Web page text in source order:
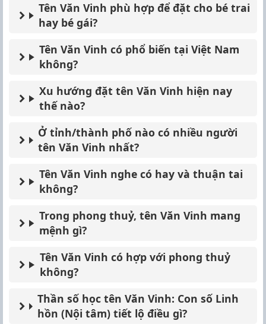
Tên Văn Vinh phù hợp để đặt cho bé trai
hay bé gái?
Tên Văn Vinh có phổ biến tại Việt Nam
không?
Xu hướng đặt tên Văn Vinh hiện nay
thế nào?
Ở tỉnh/thành phố nào có nhiều người
tên Văn Vinh nhất?
Tên Văn Vinh nghe có hay và thuận tai
không?
Trong phong thuỷ, tên Văn Vinh mang
mệnh gì?
Tên Văn Vinh có hợp với phong thuỷ
không?
Thần số học tên Văn Vinh: Con số Linh
hồn (Nội tâm) tiết lộ điều gì?